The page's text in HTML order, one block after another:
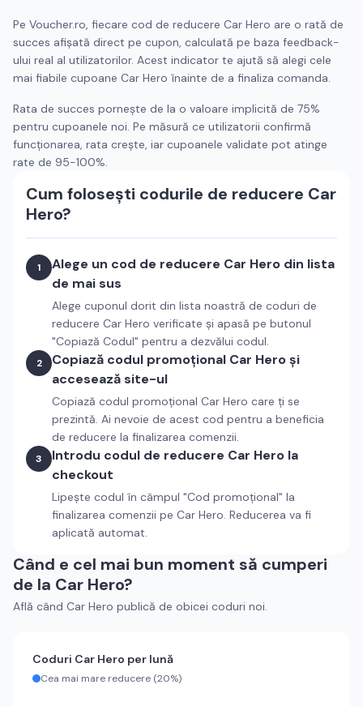
Pe Voucher.ro, fiecare cod de reducere Car Hero are o rată de
succes afișată direct pe cupon, calculată pe baza feedback-
ului real al utilizatorilor. Acest indicator te ajută să alegi cele
mai fiabile cupoane Car Hero înainte de a finaliza comanda.
Rata de succes pornește de la o valoare implicită de 75%
pentru cupoanele noi. Pe măsură ce utilizatorii confirmă
funcționarea, rata crește, iar cupoanele validate pot atinge
rate de 95-100%.
Cum folosești codurile de reducere Car
Hero?
1 Alege un cod de reducere Car Hero din lista
de mai sus
Alege cuponul dorit din lista noastră de coduri de
reducere Car Hero verificate și apasă pe butonul
"Copiază Codul" pentru a dezvălui codul.
2 Copiază codul promoțional Car Heroși
accesează site-ul
Copiază codul promoțional Car Hero care ți se
prezintă. Ai nevoie de acest cod pentru a beneficia
de reducere la finalizarea comenzii.
3 Introdu codul de reducere Car Hero la
checkout
Lipește codul în câmpul "Cod promoțional" la
finalizarea comenzii pe Car Hero. Reducerea va fi
aplicată automat.
Când e cel mai bun moment să cumperi
de la Car Hero?
Află când Car Hero publică de obicei coduri noi.
Coduri Car Hero per lună
Cea mai mare reducere (20%)